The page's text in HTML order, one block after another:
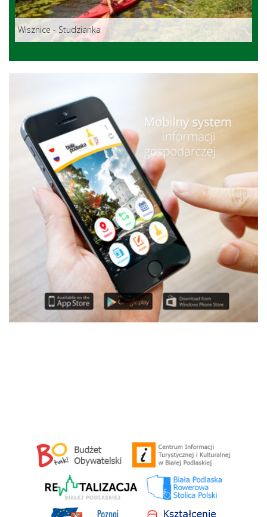
Wisznice - Studzianka